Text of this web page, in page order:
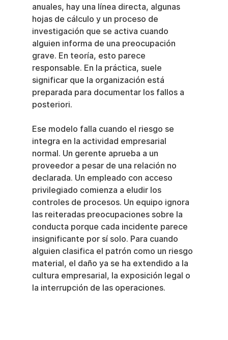
anuales, hay una línea directa, algunas
hojas de cálculo y un proceso de
investigación que se activa cuando
alguien informa de una preocupación
grave. En teoría, esto parece
responsable. En la práctica, suele
significar que la organización está
preparada para documentar los fallos a
posteriori.
Ese modelo falla cuando el riesgo se
integra en la actividad empresarial
normal. Un gerente aprueba a un
proveedor a pesar de una relación no
declarada. Un empleado con acceso
privilegiado comienza a eludir los
controles de procesos. Un equipo ignora
las reiteradas preocupaciones sobre la
conducta porque cada incidente parece
insignificante por sí solo. Para cuando
alguien clasifica el patrón como un riesgo
material, el daño ya se ha extendido a la
cultura empresarial, la exposición legal o
la interrupción de las operaciones.